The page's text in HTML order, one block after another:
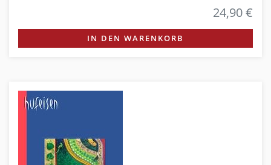
24,90 €
IN DEN WARENKORB